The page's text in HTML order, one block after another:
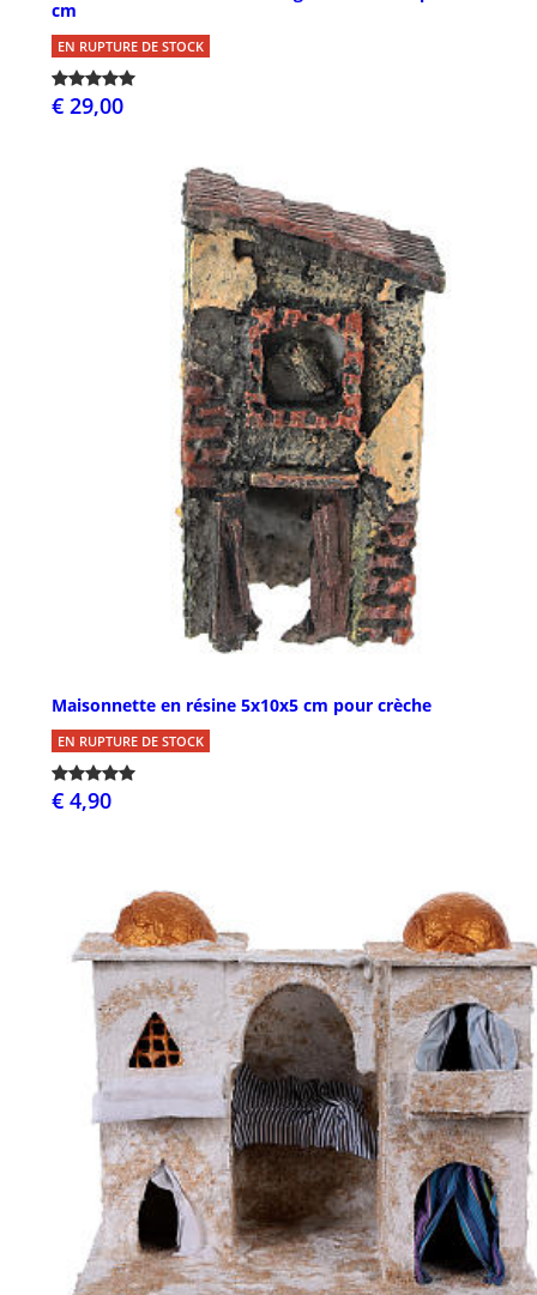
cm
EN RUPTURE DE STOCK
€ 29,00
Maisonnette en résine 5x10x5 cm pour crèche
EN RUPTURE DE STOCK
€ 4,90